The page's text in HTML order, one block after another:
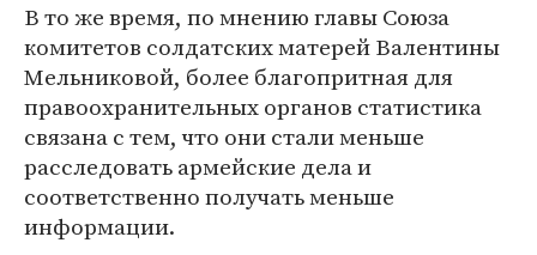
В то же время, по мнению главы Союза
комитетов солдатских матерей Валентины
Мельниковой, более благопритная для
правоохранительных органов статистика
связана с тем, что они стали меньше
расследовать армейские дела и
соответственно получать меньше
информации.